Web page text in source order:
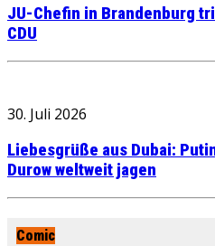
JU-Chefin in Brandenburg
CDU
30. Juli 2026
Liebesgrüße aus Dubai:
Durow weltweit jagen
Comic